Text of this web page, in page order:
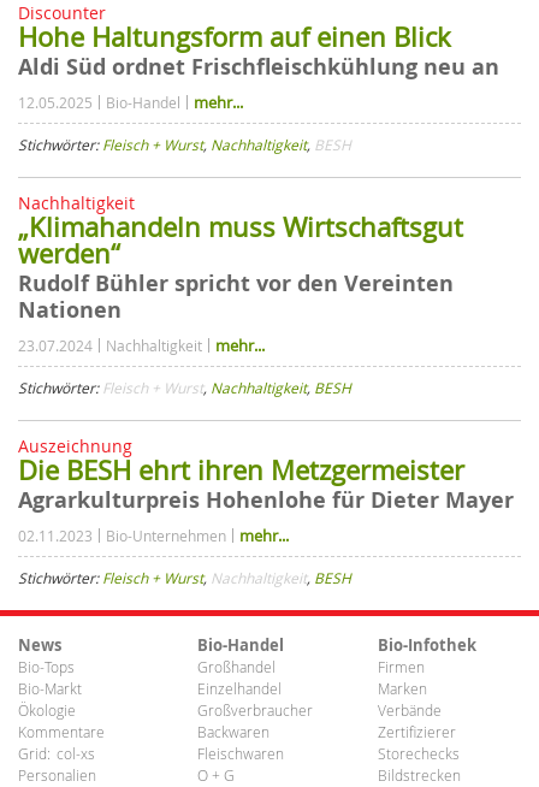
Discounter
Hohe Haltungsform auf einen Blick
Aldi Süd ordnet Frischfleischkühlung neu an
12.05.2025 Bio-Handel mehr...
Stichwörter:Fleisch + Wurst, Nachhaltigkeit, BESH
Nachhaltigkeit
„Klimahandeln muss Wirtschaftsgut
werden“
Rudolf Bühler spricht vor den Vereinten
Nationen
23.07.2024 Nachhaltigkeit mehr...
Stichwörter:Fleisch + Wurst, Nachhaltigkeit, BESH
Auszeichnung
Die BESH ehrt ihren Metzgermeister
Agrarkulturpreis Hohenlohe für Dieter Mayer
02.11.2023 Bio-Unternehmen mehr...
Stichwörter:Fleisch + Wurst, Nachhaltigkeit, BESH
News
Bio-Tops
Bio-Markt
Ökologie
Kommentare
Grid: col-xs
Personalien
Bio-Handel
Großhandel
Einzelhandel
Großverbraucher
Backwaren
Fleischwaren
O + G
Bio-Infothek
Firmen
Marken
Verbände
Zertifizierer
Storechecks
Bildstrecken